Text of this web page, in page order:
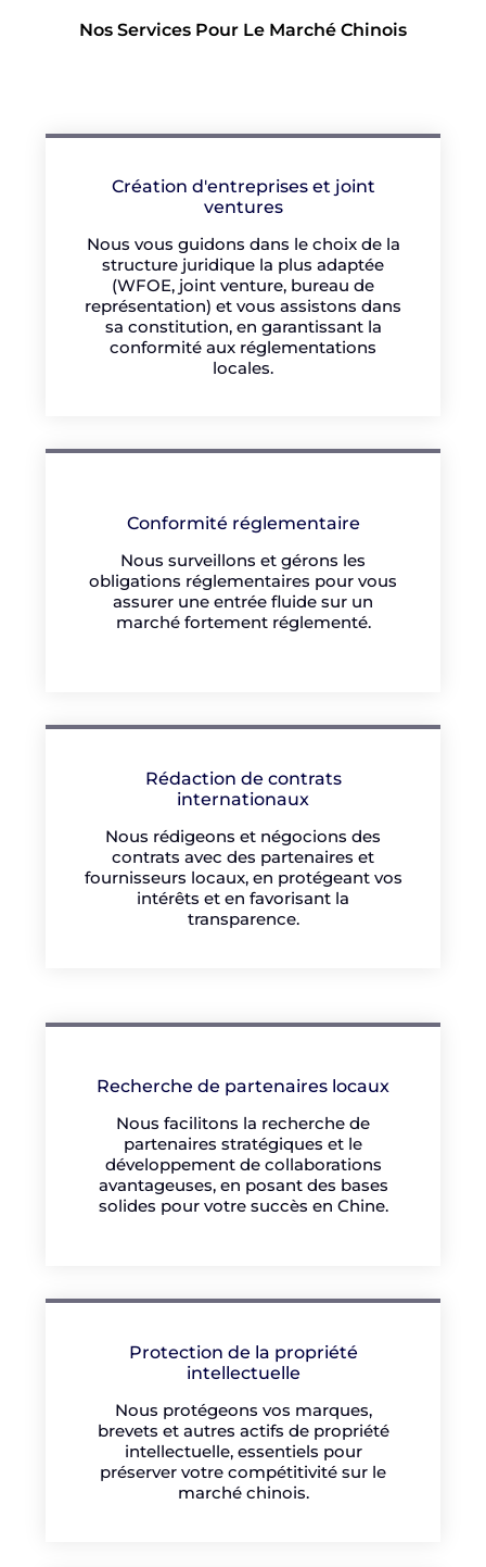
Nos Services Pour Le Marché Chinois
Création d'entreprises et joint
ventures
Nous vous guidons dans le choix de la
structure juridique la plus adaptée
(WFOE, joint venture, bureau de
représentation) et vous assistons dans
sa constitution, en garantissant la
conformité aux réglementations
locales.
Conformité réglementaire
Nous surveillons et gérons les
obligations réglementaires pour vous
assurer une entrée fluide sur un
marché fortement réglementé.
Rédaction de contrats
internationaux
Nous rédigeons et négocions des
contrats avec des partenaires et
fournisseurs locaux, en protégeant vos
intérêts et en favorisant la
transparence.
Recherche de partenaires locaux
Nous facilitons la recherche de
partenaires stratégiques et le
développement de collaborations
avantageuses, en posant des bases
solides pour votre succès en Chine.
Protection de la propriété
intellectuelle
Nous protégeons vos marques,
brevets et autres actifs de propriété
intellectuelle, essentiels pour
préserver votre compétitivité sur le
marché chinois.